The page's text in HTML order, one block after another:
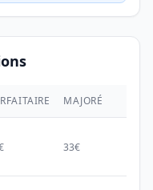
MAJORÉ
33€